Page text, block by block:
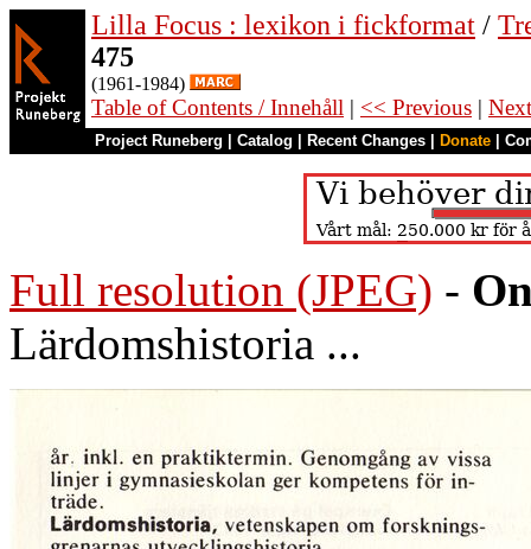
Lilla Focus : lexikon i fickformat /
475
(1961-1984)
Table of Contents / Innehåll | << Previous |
Project Runeberg Catalog Recent Changes Donate
Full resolution (JPEG) -
Lärdomshistoria ...